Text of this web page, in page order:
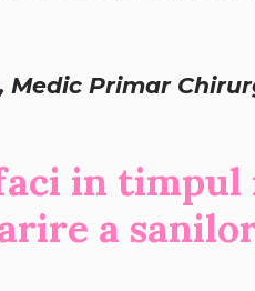
, Medic Primar
in
a